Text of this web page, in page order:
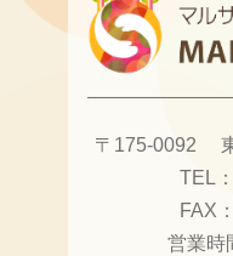
〒175-0092
TEL：
FAX：
営業時